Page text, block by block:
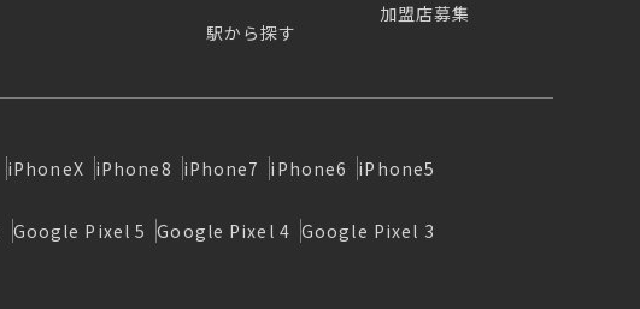
駅から探す
加盟店募集
iPhoneX iPhone8 iPhone7 iPhone6 iPhone5
Google Pixel 5 Google Pixel 4 Google Pixel 3